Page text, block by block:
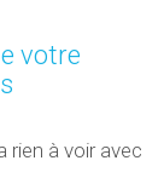
votre
rien à voir avec